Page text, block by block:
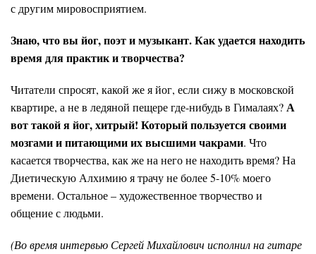
с другим мировосприятием.
Знаю, что вы йог, поэт и музыкант. Как удается находить
время для практик и творчества?
Читатели спросят, какой же я йог, если сижу в московской
квартире, а не в ледяной пещере где-нибудь в Гималаях?А
вот такой я йог, хитрый! Который пользуется своими
мозгами и питающими их высшими чакрами. Что
касается творчества, как же на него не находить время? На
Диетическую Алхимию я трачу не более 5-10% моего
времени. Остальное – художественное творчество и
общение с людьми.
(Во время интервью Сергей Михайлович исполнил на гитаре